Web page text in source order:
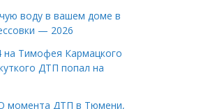
воду в вашем доме в
— 2026
на Тимофея Кармацкого
ДТП попал на
момента ДТП в Тюмени,